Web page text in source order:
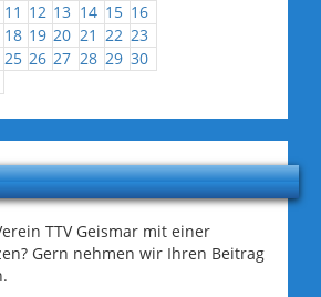
11 12 13 14 15 16
18 19 20 21 22 23
25 26 27 28 29 30
TTV Geismar mit einer
Gern nehmen wir Ihren Beitrag